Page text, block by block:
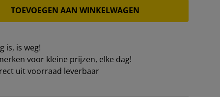
TOEVOEGEN AAN WINKELWAGEN
is, is weg!
voor kleine prijzen, elke dag!
uit voorraad leverbaar